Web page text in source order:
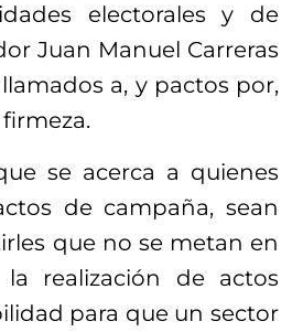
electorales y de
Juan Manuel Carreras
a, y pactos por,
se acerca a quienes
de campaña, sean
que no se metan en
realización de actos
para que un sector